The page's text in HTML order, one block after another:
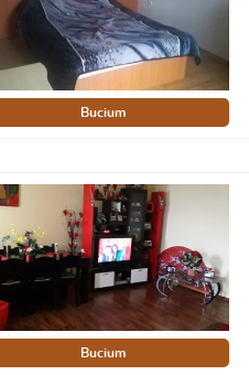
Bucium
Bucium